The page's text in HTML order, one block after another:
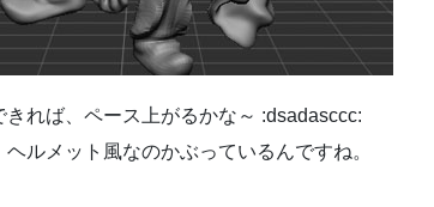
れば、ペース上がるかな～ :dsadasccc:
ルメット風なのかぶっているんですね。